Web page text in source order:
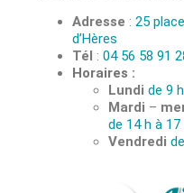
Adresse : 25
d’Hères
Tél : 04 56 58 91
Horaires :
Lundi de 9
Mardi –
de 14 h à 17
Vendredi